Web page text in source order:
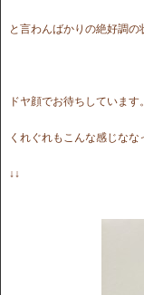
と言わんばかりの絶好調の
ドヤ顔でお待ちしています。
くれぐれもこんな感じな
↓↓